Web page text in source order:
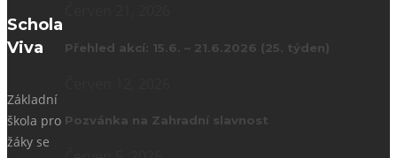
Přehled akcí: 15.6. – 21.6.2026 (25. týden)
Pozvánka na Zahradní slavnost
Schola
Viva
Základní
škola pro
žáky se